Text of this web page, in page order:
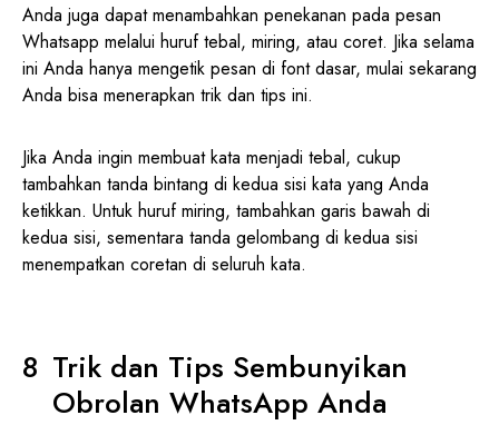
Anda juga dapat menambahkan penekanan pada pesan
Whatsapp melalui huruf tebal, miring, atau coret. Jika selama
ini Anda hanya mengetik pesan di font dasar, mulai sekarang
Anda bisa menerapkan trik dan tips ini.
Jika Anda ingin membuat kata menjadi tebal, cukup
tambahkan tanda bintang di kedua sisi kata yang Anda
ketikkan. Untuk huruf miring, tambahkan garis bawah di
kedua sisi, sementara tanda gelombang di kedua sisi
menempatkan coretan di seluruh kata.
Trik dan Tips Sembunyikan
Obrolan WhatsApp Anda